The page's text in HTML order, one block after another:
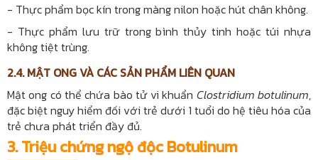
- Thực phẩm bọc kín trong màng nilon hoặc hút chân không.
- Thực phẩm lưu trữ trong bình thủy tinh hoặc túi nhựa
không tiệt trùng.
2.4. MẬT ONG VÀ CÁC SẢN PHẨM LIÊN QUAN
Mật ong có thể chứa bào tử vi khuẩn Clostridium botulinum,
đặc biệt nguy hiểm đối với trẻ dưới 1 tuổi do hệ tiêu hóa của
trẻ chưa phát triển đầy đủ.
3.Triệu chứng ngộ độc Botulinum